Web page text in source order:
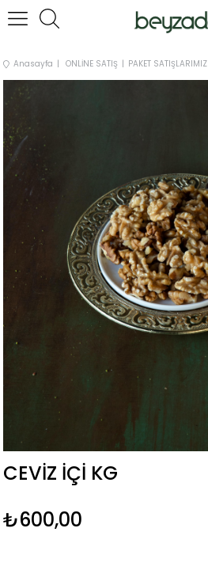
Anasayfa ONLİNE SATIŞ PAKET SATIŞLARIMIZ
CEVIZ İÇI KG
₺600,00